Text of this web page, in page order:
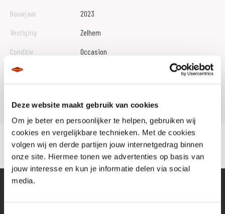
Deze website maakt gebruik van cookies
Om je beter en persoonlijker te helpen, gebruiken wij
cookies en vergelijkbare technieken. Met de cookies
volgen wij en derde partijen jouw internetgedrag binnen
onze site. Hiermee tonen we advertenties op basis van
jouw interesse en kun je informatie delen via social
media.
Bouwjaar
2023
Vestiging
Zelhem
Conditie
Occasion
Rijbewijs type